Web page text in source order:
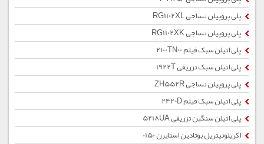
پلی پروپیلن نساجی RG1102XL
پلی پروپیلن نساجی RG1102XK
پلی اتیلن سبک فیلم 2100TN00
پلی اتیلن سبک تزریقی 1922T
پلی پروپیلن نساجی ZH552R
پلی اتیلن سبک فیلم 2420D
پلی اتیلن سنگین تزریقی 5218UA
اکریلونیتریل بوتادین استایرن 0150